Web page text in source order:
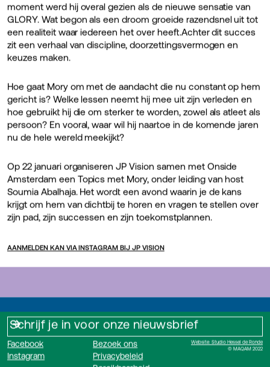
moment werd hij overal gezien als de nieuwe sensatie van
GLORY. Wat begon als een droom groeide razendsnel uit tot
een realiteit waar iedereen het over heeft.Achter dit succes
zit een verhaal van discipline, doorzettingsvermogen en
keuzes maken.
Hoe gaat Mory om met de aandacht die nu constant op hem
gericht is? Welke lessen neemt hij mee uit zijn verleden en
hoe gebruikt hij die om sterker te worden, zowel als atleet als
persoon? En vooral, waar wil hij naartoe in de komende jaren
nu de hele wereld meekijkt?
Op 22 januari organiseren JP Vision samen met Onside
Amsterdam een Topics met Mory, onder leiding van host
Soumia Abalhaja. Het wordt een avond waarin je de kans
krijgt om hem van dichtbij te horen en vragen te stellen over
zijn pad, zijn successen en zijn toekomstplannen.
AANMELDEN KAN VIA INSTAGRAM BIJ JP VISION
Privacybeleid
Bezoek ons
Facebook
Instagram
Website: Studio Hessel de Ronde
© MAQAM 2022